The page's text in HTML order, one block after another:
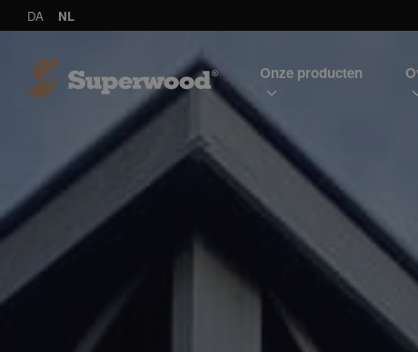
DA NL
Onze producten